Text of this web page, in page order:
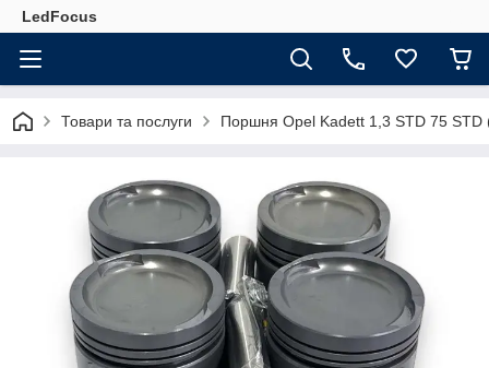
LedFocus
Товари та послуги Поршня Opel Kadett 1,3 STD 75 STD